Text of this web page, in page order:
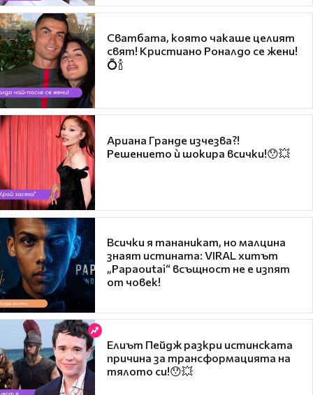
Сватбата, която чакаше целият
свят! Кристиано Роналдо се жени!
💍🍾
Ариана Гранде изчезва?!
Решението ѝ шокира всички!😯💥
Всички я тананикат, но малцина
знаят истината: VIRAL хитът
„Papaoutai“ всъщност не е изпят
от човек!
Елиът Пейдж разкри истинската
причина за трансформацията на
тялото си!😯💥